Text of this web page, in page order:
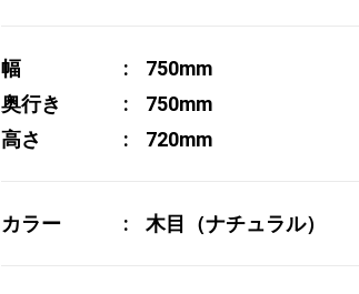
幅
750mm
奥行き
750mm
高さ
720mm
カラー 木目（ナチュラル）